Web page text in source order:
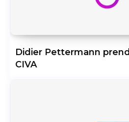
Didier Pettermann
CIVA